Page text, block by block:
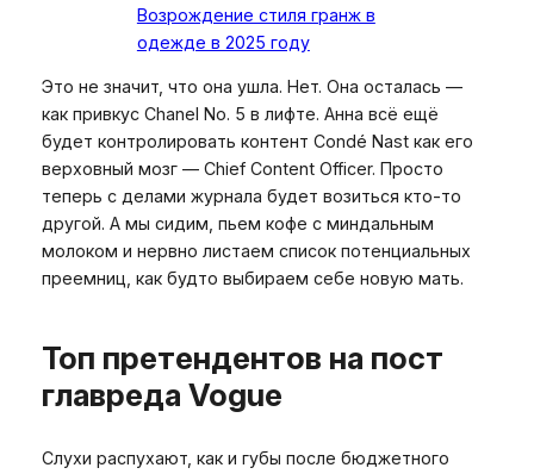
Возрождение стиля гранж в
одежде в 2025 году
Это не значит, что она ушла. Нет. Она осталась —
как привкус Chanel No. 5 в лифте. Анна всё ещё
будет контролировать контент Condé Nast как его
верховный мозг — Chief Content Officer. Просто
теперь с делами журнала будет возиться кто-то
другой. А мы сидим, пьем кофе с миндальным
молоком и нервно листаем список потенциальных
преемниц, как будто выбираем себе новую мать.
Топ претендентов на пост
главреда Vogue
Слухи распухают, как и губы после бюджетного